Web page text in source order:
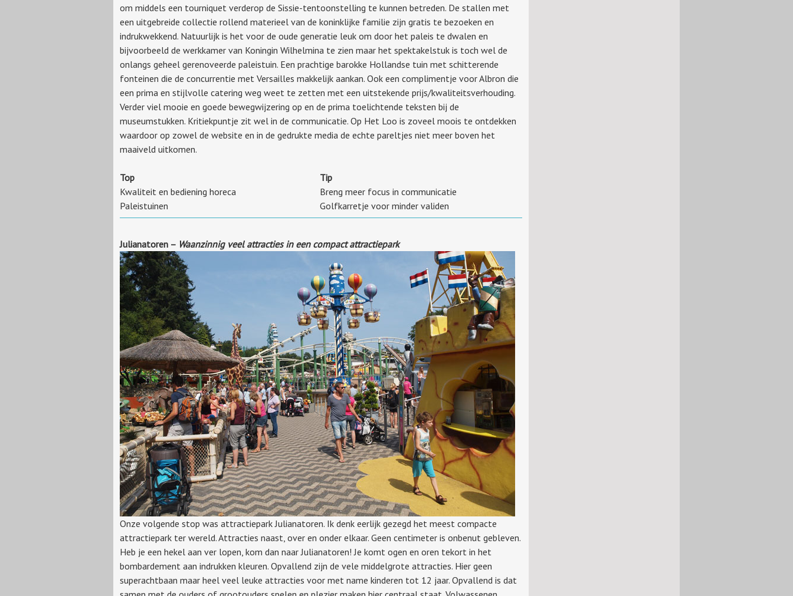
om middels een tourniquet verderop de Sissie-tentoonstelling te kunnen betreden. De stallen met
een uitgebreide collectie rollend materieel van de koninklijke familie zijn gratis te bezoeken en
indrukwekkend. Natuurlijk is het voor de oude generatie leuk om door het paleis te dwalen en
bijvoorbeeld de werkkamer van Koningin Wilhelmina te zien maar het spektakelstuk is toch wel de
onlangs geheel gerenoveerde paleistuin. Een prachtige barokke Hollandse tuin met schitterende
fonteinen die de concurrentie met Versailles makkelijk aankan. Ook een complimentje voor Albron die
een prima en stijlvolle catering weg weet te zetten met een uitstekende prijs/kwaliteitsverhouding.
Verder viel mooie en goede bewegwijzering op en de prima toelichtende teksten bij de
museumstukken. Kritiekpuntje zit wel in de communicatie. Op Het Loo is zoveel moois te ontdekken
waardoor op zowel de website en in de gedrukte media de echte pareltjes niet meer boven het
maaiveld uitkomen.
Top
Tip
Kwaliteit en bediening horeca
Breng meer focus in communicatie
Paleistuinen
Golfkarretje voor minder validen
Julianatoren – Waanzinnig veel attracties in een compact attractiepark
Onze volgende stop was attractiepark Julianatoren. Ik denk eerlijk gezegd het meest compacte
attractiepark ter wereld. Attracties naast, over en onder elkaar. Geen centimeter is onbenut gebleven.
Heb je een hekel aan ver lopen, kom dan naar Julianatoren! Je komt ogen en oren tekort in het
bombardement aan indrukken kleuren. Opvallend zijn de vele middelgrote attracties. Hier geen
superachtbaan maar heel veel leuke attracties voor met name kinderen tot 12 jaar. Opvallend is dat